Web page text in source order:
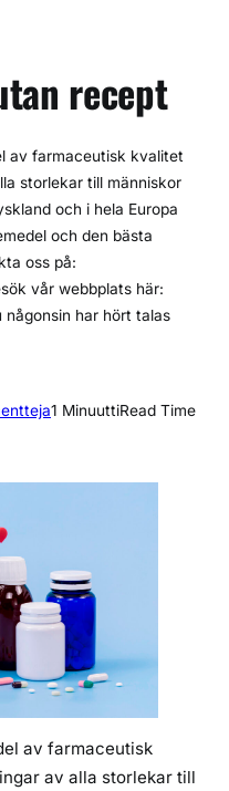
recept
av farmaceutisk kvalitet
storlekar till människor
och i hela Europa
och den bästa
oss på:
vår webbplats här:
har hört talas
a
e
l
i
n
k
p
a
1 MinuuttiRead Time
av farmaceutisk
av alla storlekar till